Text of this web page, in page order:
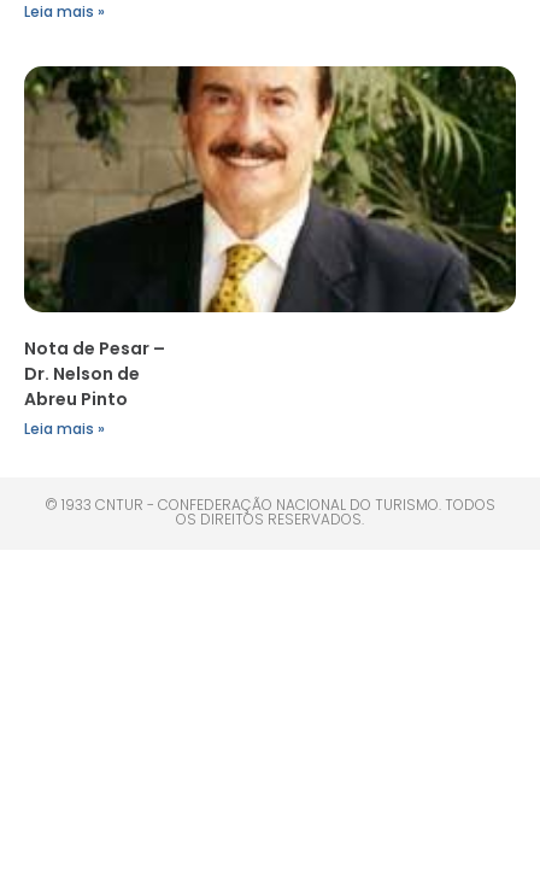
Leia mais »
Nota de Pesar –
Dr. Nelson de
Abreu Pinto
Leia mais »
© 1933 CNTUR - CONFEDERAÇÃO NACIONAL DO TURISMO. TODOS
OS DIREITOS RESERVADOS.